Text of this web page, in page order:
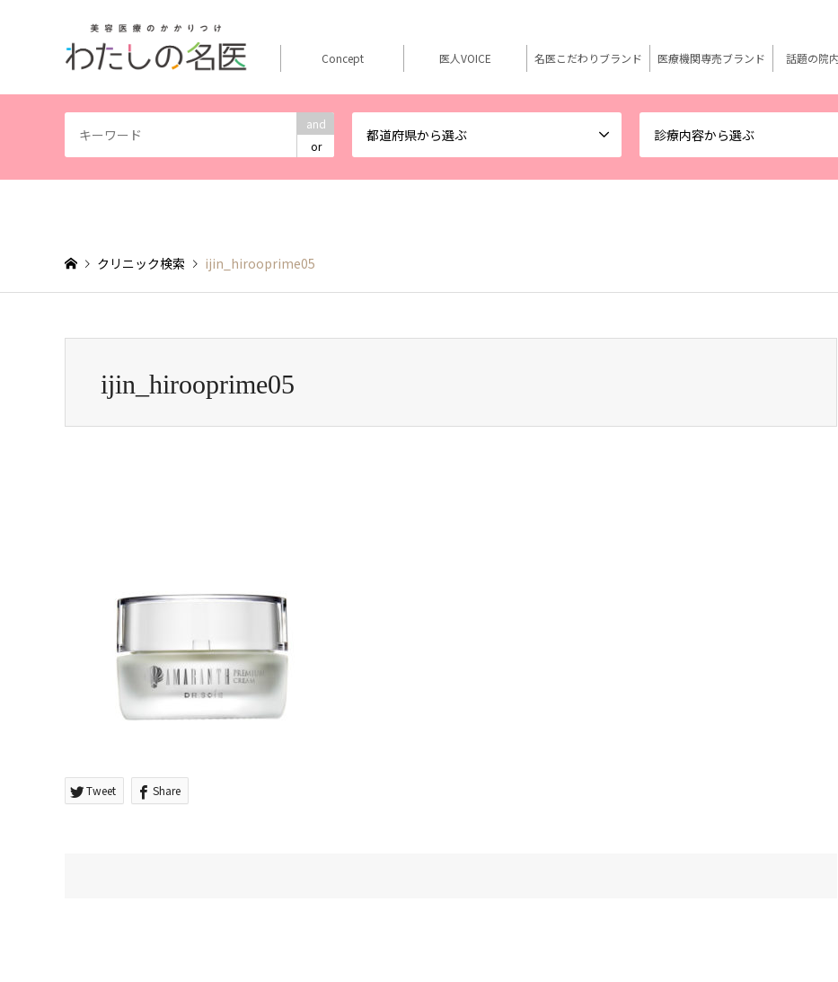
and
or
都道府県から選ぶ 診療内容から選ぶ
Concept 医人VOICE 名医こだわりブランド 医療機関専売ブランド 話題の院
クリニック検索 ijin_hirooprime05
ijin_hirooprime05
Tweet Share